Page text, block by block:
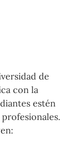
de
con la
estén